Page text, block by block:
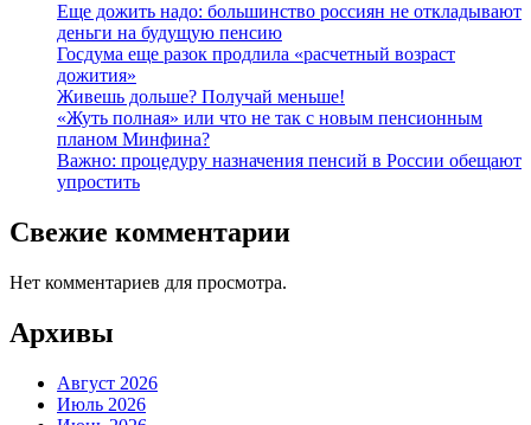
Еще дожить надо: большинство россиян не откладывают
деньги на будущую пенсию
Госдума еще разок продлила «расчетный возраст
дожития»
Живешь дольше? Получай меньше!
«Жуть полная» или что не так с новым пенсионным
планом Минфина?
Важно: процедуру назначения пенсий в России обещают
упростить
Свежие комментарии
Нет комментариев для просмотра.
Архивы
Август 2026
Июль 2026